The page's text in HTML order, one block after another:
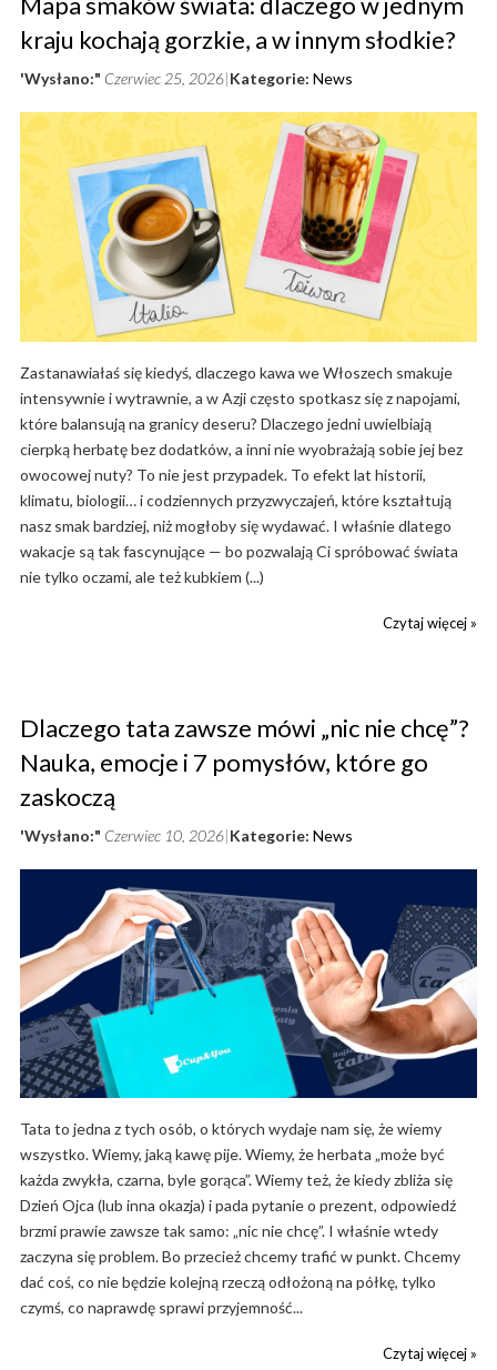
kraju kochają gorzkie, a w innym słodkie?
'Wysłano:" Czerwiec 25, 2026 Kategorie: News
Zastanawiałaś się kiedyś, dlaczego kawa we Włoszech smakuje
intensywnie i wytrawnie, a w Azji często spotkasz się z napojami,
które balansują na granicy deseru? Dlaczego jedni uwielbiają
cierpką herbatę bez dodatków, a inni nie wyobrażają sobie jej bez
owocowej nuty? To nie jest przypadek. To efekt lat historii,
klimatu, biologii… i codziennych przyzwyczajeń, które kształtują
nasz smak bardziej, niż mogłoby się wydawać. I właśnie dlatego
wakacje są tak fascynujące — bo pozwalają Ci spróbować świata
nie tylko oczami, ale też kubkiem (...)
Czytaj więcej »
Dlaczego tata zawsze mówi „nic nie chcę”?
Nauka, emocje i 7 pomysłów, które go
zaskoczą
'Wysłano:" Czerwiec 10, 2026 Kategorie: News
Tata to jedna z tych osób, o których wydaje nam się, że wiemy
wszystko. Wiemy, jaką kawę pije. Wiemy, że herbata „może być
każda zwykła, czarna, byle gorąca”. Wiemy też, że kiedy zbliża się
Dzień Ojca (lub inna okazja) i pada pytanie o prezent, odpowiedź
brzmi prawie zawsze tak samo: „nic nie chcę”. I właśnie wtedy
zaczyna się problem. Bo przecież chcemy trafić w punkt. Chcemy
dać coś, co nie będzie kolejną rzeczą odłożoną na półkę, tylko
czymś, co naprawdę sprawi przyjemność...
Czytaj więcej »